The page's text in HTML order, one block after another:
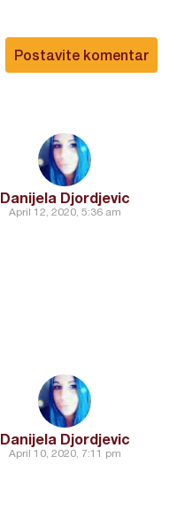
Postavite komentar
Danijela Djordjevic
April 12, 2020, 5:36 am
Danijela Djordjevic
April 10, 2020, 7:11 pm